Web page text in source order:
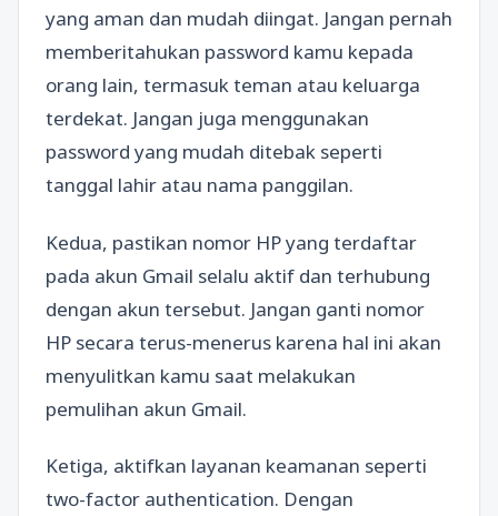
yang aman dan mudah diingat. Jangan pernah
memberitahukan password kamu kepada
orang lain, termasuk teman atau keluarga
terdekat. Jangan juga menggunakan
password yang mudah ditebak seperti
tanggal lahir atau nama panggilan.
Kedua, pastikan nomor HP yang terdaftar
pada akun Gmail selalu aktif dan terhubung
dengan akun tersebut. Jangan ganti nomor
HP secara terus-menerus karena hal ini akan
menyulitkan kamu saat melakukan
pemulihan akun Gmail.
Ketiga, aktifkan layanan keamanan seperti
two-factor authentication. Dengan